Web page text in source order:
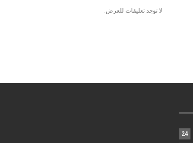
لا توجد تعليقات للعرض.
24